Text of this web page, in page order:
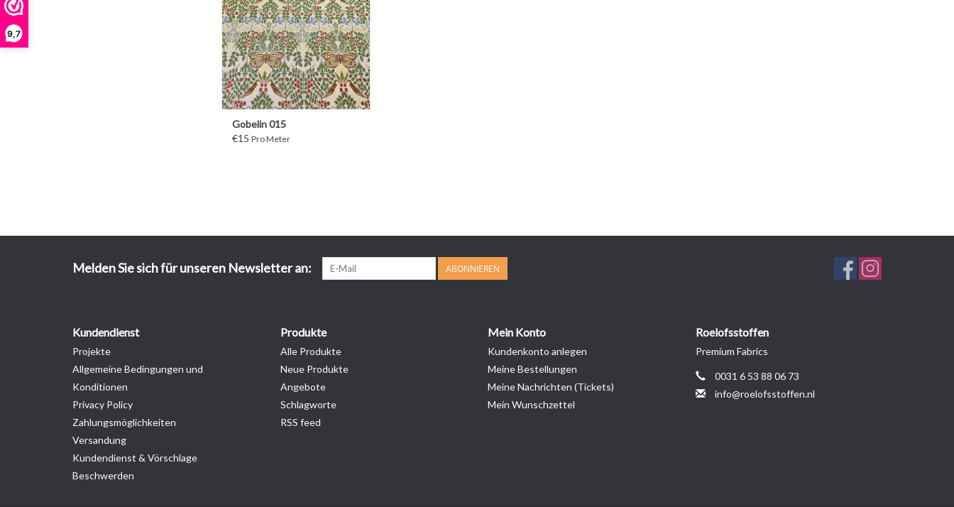
9,7
Gobelin 015
€15 Pro Meter
Melden Sie sich für unseren Newsletter an: ABONNIEREN
Kundendienst
Projekte
Allgemeine Bedingungen und
Konditionen
Privacy Policy
Zahlungsmöglichkeiten
Versandung
Kundendienst & Vörschlage
Beschwerden
Produkte
Alle Produkte
Neue Produkte
Angebote
Schlagworte
RSS feed
Mein Konto
Kundenkonto anlegen
Meine Bestellungen
Meine Nachrichten (Tickets)
Mein Wunschzettel
Roelofsstoffen
Premium Fabrics
0031 6 53 88 06 73
info@roelofsstoffen.nl